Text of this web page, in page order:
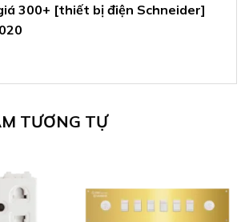
300+ [thiết bị điện Schneider]
TƯƠNG TỰ